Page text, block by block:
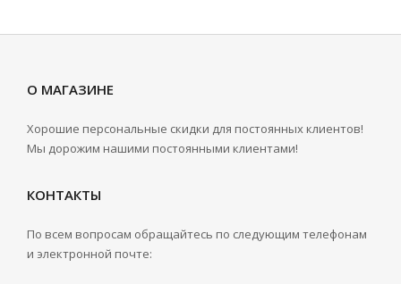
О МАГАЗИНЕ
Хорошие персональные скидки для постоянных клиентов!
Мы дорожим нашими постоянными клиентами!
КОНТАКТЫ
По всем вопросам обращайтесь по следующим телефонам
и электронной почте: